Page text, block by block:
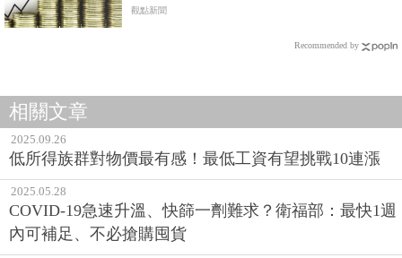
觀點新聞
Recommended by
相關文章
2025.09.26
低所得族群對物價最有感！最低工資有望挑戰10連漲
2025.05.28
COVID-19急速升溫、快篩一劑難求？衛福部：最快1週
內可補足、不必搶購囤貨